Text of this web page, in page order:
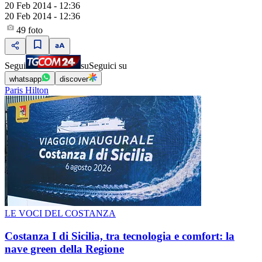
20 Feb 2014 - 12:36
20 Feb 2014 - 12:36
49 foto
Segui suSeguici su
whatsapp discover
Paris Hilton
LE VOCI DEL COSTANZA
Costanza I di Sicilia, tra tecnologia e comfort: la
nave green della Regione